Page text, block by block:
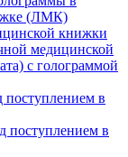
(ЛМК)
книжки
медицинской
с голограммой
в
поступлением в